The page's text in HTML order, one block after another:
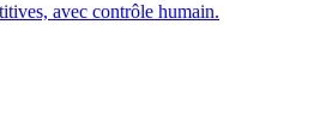
avec contrôle humain.